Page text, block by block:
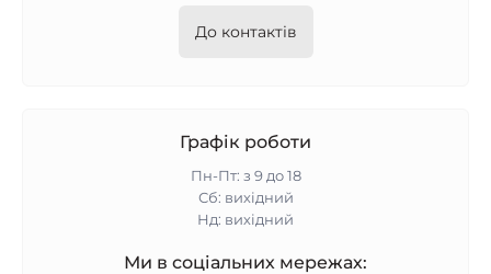
До контактів
Графік роботи
Пн-Пт: з 9 до 18
Сб: вихідний
Нд: вихідний
Ми в соціальних мережах: